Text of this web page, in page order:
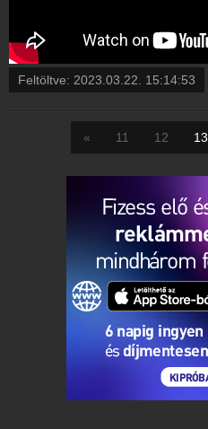
Feltöltve: 2023.03.22. 15:14:53
« 11 12 13